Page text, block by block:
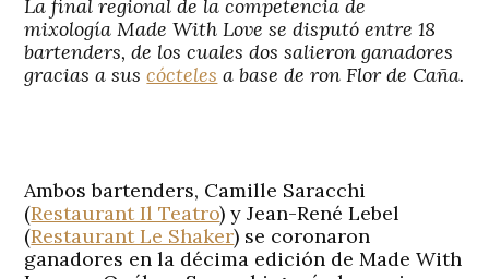
La final regional de la competencia de
mixologíaMade With Love se disputó entre 18
bartenders, de los cuales dos salieron ganadores
gracias a suscócteles a base de ron Flor de Caña.
Ambos bartenders, Camille Saracchi
(Restaurant Il Teatro) y Jean-René Lebel
(Restaurant Le Shaker) se coronaron
ganadores en la décima edición de Made With